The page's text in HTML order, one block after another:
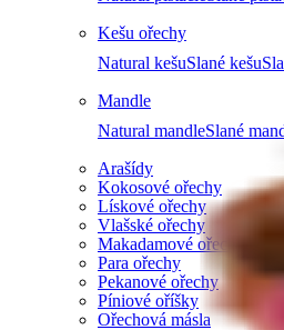
Kešu ořechy
Natural kešuSlané kešu
Mandle
Natural mandleSlané
Arašídy
Kokosové ořechy
Lískové ořechy
Vlašské ořechy
Makadamové ořechy
Para ořechy
Pekanové ořechy
Píniové oříšky
Ořechová másla